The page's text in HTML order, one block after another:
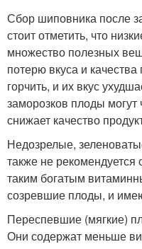
Сбор шиповника после
стоит отметить, что
множество полезных
потерю вкуса и
горчить, и их вкус
заморозков плоды могут
снижает качество
Недозрелые,
также не
таким богатым
созревшие плоды, и
Переспевшие (мягкие)
Они содержат меньше